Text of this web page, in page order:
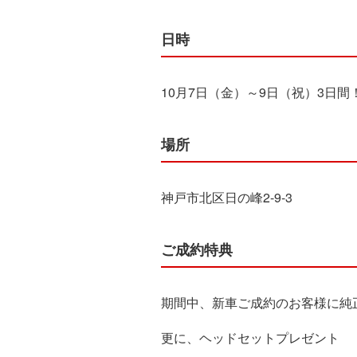
日時
10月7日（金）～9日（祝）3日間！
場所
神戸市北区日の峰2-9-3
ご成約特典
期間中、新車ご成約のお客様に
更に、ヘッドセットプレゼント